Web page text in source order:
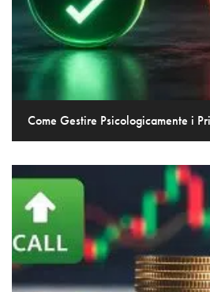
Come Gestire Psicologicamente i